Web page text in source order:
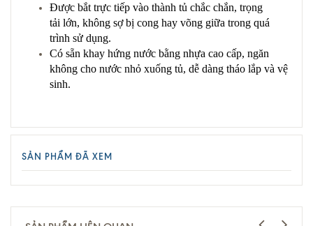
Được bắt trực tiếp vào thành tủ chắc chắn, trọng
tải lớn, không sợ bị cong hay võng giữa trong quá
trình sử dụng.
Có sẵn khay hứng nước bằng nhựa cao cấp, ngăn
không cho nước nhỏ xuống tủ, dễ dàng tháo lắp và vệ
sinh.
SẢN PHẨM ĐÃ XEM